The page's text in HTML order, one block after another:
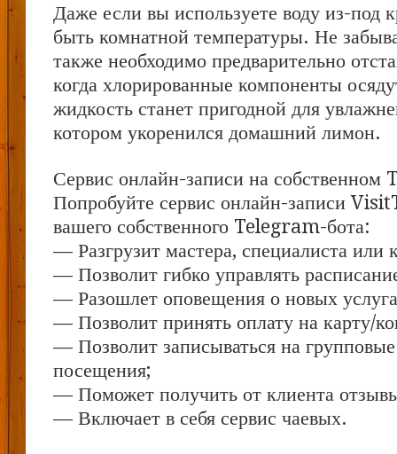
Даже если вы используете воду из-под
быть комнатной температуры. Не
также необходимо предварительно
когда хлорированные компоненты
жидкость станет пригодной для
котором укоренился домашний лимон.
Сервис онлайн-записи на собственном
Попробуйте сервис онлайн-записи
вашего собственного Telegram-бота:
— Разгрузит мастера, специалиста или
— Позволит гибко управлять
— Разошлет оповещения о новых
— Позволит принять оплату на карту/
— Позволит записываться на
посещения;
— Поможет получить от клиента
— Включает в себя сервис чаевых.